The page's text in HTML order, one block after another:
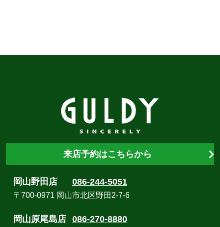
来店予約はこちらから
岡山野田店 086-244-5051
〒700-0971 岡山市北区野田2-7-6
岡山原尾島店 086-270-8880